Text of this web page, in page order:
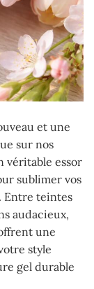
et une
sur nos
véritable essor
sublimer vos
Entre teintes
audacieux,
une
style
gel durable